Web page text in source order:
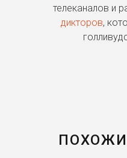
телеканалов и
дикторов,